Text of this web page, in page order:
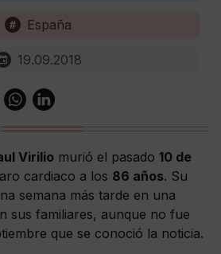
España
19.09.2018
Virilio murió el pasado 10 de
cardiaco a los 86 años. Su
semana más tarde en una
sus familiares, aunque no fue
que se conoció la noticia.